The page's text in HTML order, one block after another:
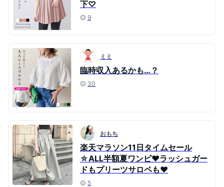
下♡
9
ミミ
臨時収入あるかも…？
30
おもち
楽天マラソン11日タイムセール
☆ALL半額夏ワンピ♥ラッシュガー
ドもプリーツサロペも♥
5